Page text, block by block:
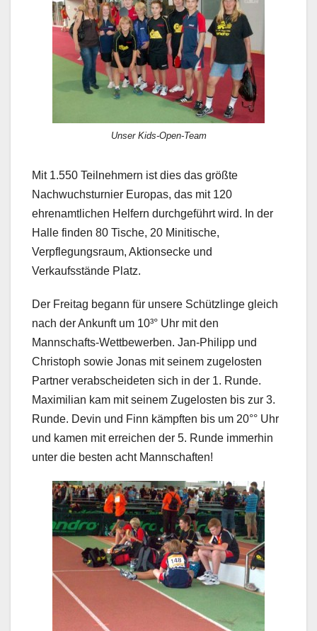
Unser Kids-Open-Team
Mit 1.550 Teilnehmern ist dies das größte
Nachwuchsturnier Europas, das mit 120
ehrenamtlichen Helfern durchgeführt wird. In der
Halle finden 80 Tische, 20 Minitische,
Verpflegungsraum, Aktionsecke und
Verkaufsstände Platz.
Der Freitag begann für unsere Schützlinge gleich
nach der Ankunft um 10³° Uhr mit den
Mannschafts-Wettbewerben. Jan-Philipp und
Christoph sowie Jonas mit seinem zugelosten
Partner verabscheideten sich in der 1. Runde.
Maximilian kam mit seinem Zugelosten bis zur 3.
Runde. Devin und Finn kämpften bis um 20°° Uhr
und kamen mit erreichen der 5. Runde immerhin
unter die besten acht Mannschaften!